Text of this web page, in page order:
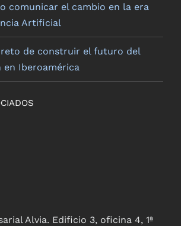
comunicar el cambio en la era
Artificial
reto de construir el futuro del
Iberoamérica
Alvia. Edificio 3, oficina 4, 1ª